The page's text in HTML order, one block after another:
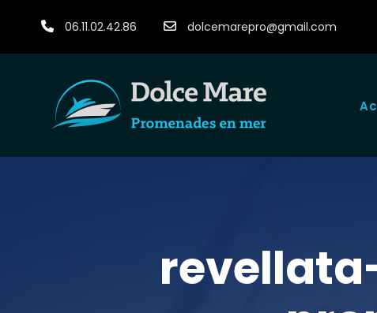
06.11.02.42.86 dolcemarepro@gmail.com